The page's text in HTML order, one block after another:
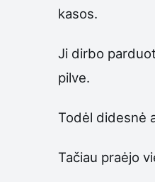
kasos.
Ji dirbo
pilve.
Todėl didesnė
Tačiau praėjo